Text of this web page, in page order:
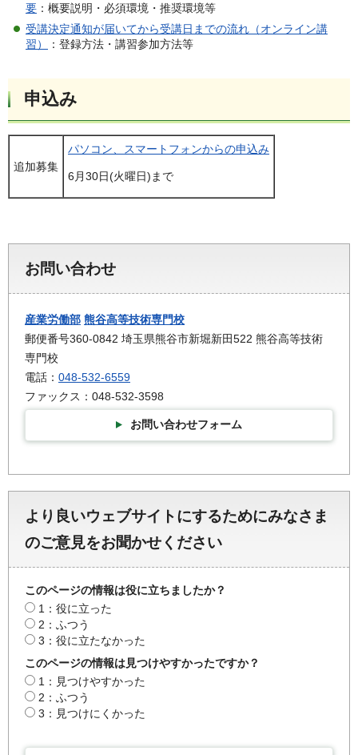
要 ：概要説明・必須環境・推奨環境等
受講決定通知が届いてから受講日までの流れ（オンライン講
習）
：登録方法・講習参加方法等
申込み
追加募集
パソコン、スマートフォンからの申込み
6月30日(火曜日)まで
お問い合わせ
産業労働部 熊谷高等技術専門校
郵便番号360-0842 埼玉県熊谷市新堀新田522 熊谷高等技術
専門校
電話： 048-532-6559
ファックス：048-532-3598
お問い合わせフォーム
より良いウェブサイトにするためにみなさま
のご意見をお聞かせください
このページの情報は役に立ちましたか？
1：役に立った
2：ふつう
3：役に立たなかった
このページの情報は見つけやすかったですか？
1：見つけやすかった
2：ふつう
3：見つけにくかった